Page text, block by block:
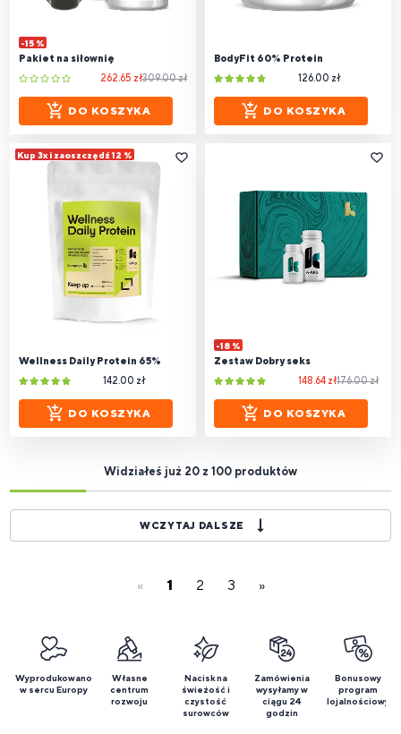
-15 %
Pakiet na siłownię
309.00 zł
262.65 zł
DO KOSZYKA
BodyFit 60% Protein
126.00 zł
DO KOSZYKA
Kup 3x i zaoszczędź 12 %
Wellness Daily Protein 65%
142.00 zł
DO KOSZYKA
-18 %
Zestaw Dobry seks
176.00 zł
148.64 zł
DO KOSZYKA
Widziałeś już 20 z 100 produktów
WCZYTAJ DALSZE
« 1 2 3 »
Wyprodukowano
w sercu Europy
Własne
centrum
rozwoju
Nacisk na
świeżość i
czystość
surowców
Zamówienia
wysyłamy w
ciągu 24
godzin
Bonusowy
program
lojalnościowy